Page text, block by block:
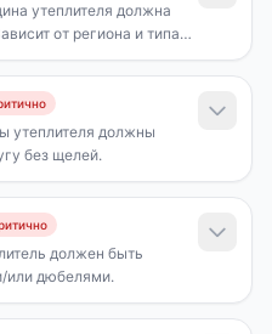
утеплителя должна
от региона и типа
утеплителя должны
без щелей.
должен быть
или дюбелями.